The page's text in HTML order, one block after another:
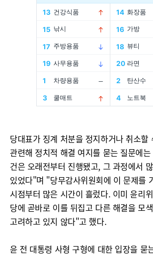
당대표가 징계 처분을 정지하거나 취소할
관련해 정치적 해결 여지를 묻는 질문에
건은 오래전부터 진행됐고, 그 과정에서
있었다"며 "당무감사위원회에 이 문제를
시점부터 많은 시간이 흘렀다. 이미 윤리
당에 곧바로 이를 뒤집고 다른 해결을 모
고려하고 있지 않다"고 했다.
윤 전 대통령 사형 구형에 대한 입장을 묻